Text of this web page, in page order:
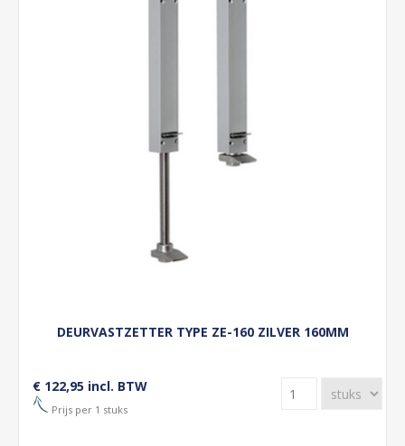
DEURVASTZETTER TYPE ZE-160 ZILVER 160MM
€ 122,95 incl. BTW
Prijs per 1 stuks